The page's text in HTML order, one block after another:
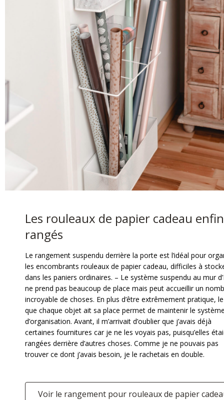
Les rouleaux de papier cadeau enfin
rangés
Le rangement suspendu derrière la porte est l’idéal pour
les encombrants rouleaux de papier cadeau, difficiles à
dans les paniers ordinaires. – Le système suspendu au mur
ne prend pas beaucoup de place mais peut accueillir un
incroyable de choses. En plus d’être extrêmement pratique,
que chaque objet ait sa place permet de maintenir le
d’organisation. Avant, il m’arrivait d’oublier que j’avais déjà
certaines fournitures car je ne les voyais pas, puisqu’elles
rangées derrière d’autres choses. Comme je ne pouvais pas
trouver ce dont j’avais besoin, je le rachetais en double.
Voir le rangement pour rouleaux de papier